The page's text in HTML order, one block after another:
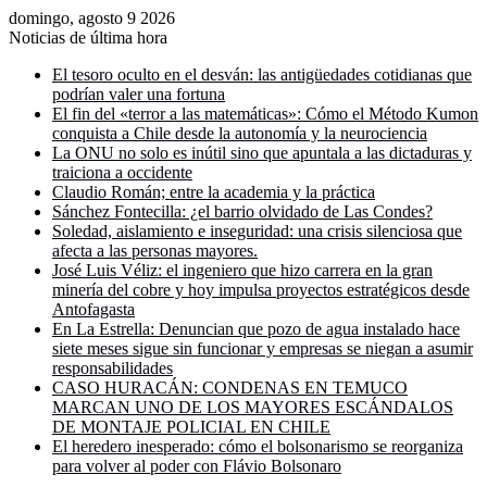
domingo, agosto 9 2026
Noticias de última hora
El tesoro oculto en el desván: las antigüedades cotidianas que
podrían valer una fortuna
El fin del «terror a las matemáticas»: Cómo el Método Kumon
conquista a Chile desde la autonomía y la neurociencia
La ONU no solo es inútil sino que apuntala a las dictaduras y
traiciona a occidente
Claudio Román; entre la academia y la práctica
Sánchez Fontecilla: ¿el barrio olvidado de Las Condes?
Soledad, aislamiento e inseguridad: una crisis silenciosa que
afecta a las personas mayores.
José Luis Véliz: el ingeniero que hizo carrera en la gran
minería del cobre y hoy impulsa proyectos estratégicos desde
Antofagasta
En La Estrella: Denuncian que pozo de agua instalado hace
siete meses sigue sin funcionar y empresas se niegan a asumir
responsabilidades
CASO HURACÁN: CONDENAS EN TEMUCO
MARCAN UNO DE LOS MAYORES ESCÁNDALOS
DE MONTAJE POLICIAL EN CHILE
El heredero inesperado: cómo el bolsonarismo se reorganiza
para volver al poder con Flávio Bolsonaro